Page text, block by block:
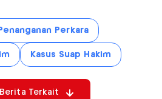
Perkara
Kasus Suap Hakim
Terkait